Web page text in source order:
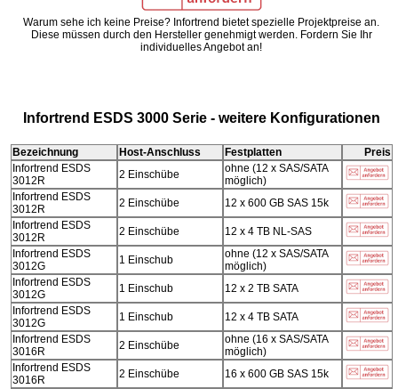
Warum sehe ich keine Preise? Infortrend bietet spezielle Projektpreise an.
Diese müssen durch den Hersteller genehmigt werden. Fordern Sie Ihr
individuelles Angebot an!
Infortrend ESDS 3000 Serie - weitere Konfigurationen
Bezeichnung Host-Anschluss Festplatten
Preis
Infortrend ESDS
3012R
2 Einschübe
ohne (12 x SAS/SATA
möglich)
Infortrend ESDS
3012R
2 Einschübe
12 x 600 GB SAS 15k
Infortrend ESDS
3012R
2 Einschübe
12 x 4 TB NL-SAS
Infortrend ESDS
3012G
1 Einschub
ohne (12 x SAS/SATA
möglich)
Infortrend ESDS
3012G
1 Einschub
12 x 2 TB SATA
Infortrend ESDS
3012G
1 Einschub
12 x 4 TB SATA
Infortrend ESDS
3016R
2 Einschübe
ohne (16 x SAS/SATA
möglich)
Infortrend ESDS
3016R
2 Einschübe
16 x 600 GB SAS 15k